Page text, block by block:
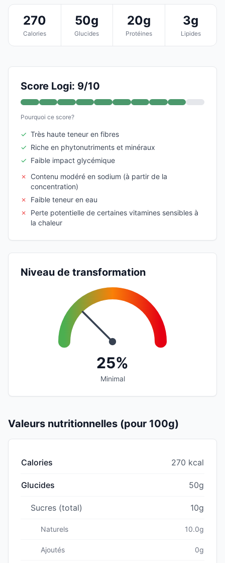
270
Calories
50g
Glucides
20g
Protéines
3g
Lipides
Score Logi: 9/10
Pourquoi ce score?
✓ Très haute teneur en fibres
✓ Riche en phytonutriments et minéraux
✓ Faible impact glycémique
✗
Contenu modéré en sodium (à partir de la
concentration)
✗
Faible teneur en eau
✗
Perte potentielle de certaines vitamines sensibles à
la chaleur
Niveau de transformation
25%
Minimal
Valeurs nutritionnelles (pour 100g)
Calories 270 kcal
Glucides 50g
Sucres (total) 10g
Naturels 10.0g
Ajoutés 0g